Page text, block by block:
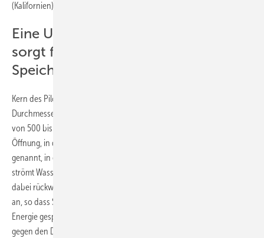
(Kalifornien), heißt es in einer Presseinformation des IEE.
Eine Unterwasser-Motorpumpe
sorgt für Be- und Entladung des
Speichers
Kern des Pilotprojektes ist die hohle Betonkugel mit neun Metern
Durchmesser und einem Gewicht von 400 Tonnen, die in einer Tiefe
von 500 bis 600 Metern verankert wird. Sie bekommt oben eine
Öffnung, in den eine Unterwasser-Motorpumpe, auch Pumpturbine
genannt, in einem Rohr eingelassen wird. Wird ein Ventil geöffnet,
strömt Wasser durch das Rohr in die Kugel. Die integrierte Pumpe läuft
dabei rückwärts und arbeitet als Turbine. Das Wasser treibt den Motor
an, so dass Strom erzeugt wird. Damit wird der Speicher entladen. Soll
Energie gespeichert werden, pumpt die Motorpumpe das Wasser
gegen den Druck des umgebenden Wassers wieder aus der Kugel.